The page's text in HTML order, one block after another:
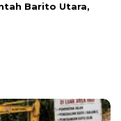
Barito Utara,